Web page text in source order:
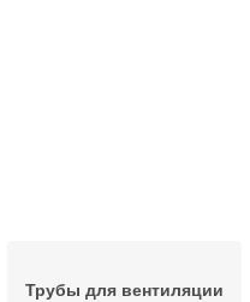
Трубы для вентиляции